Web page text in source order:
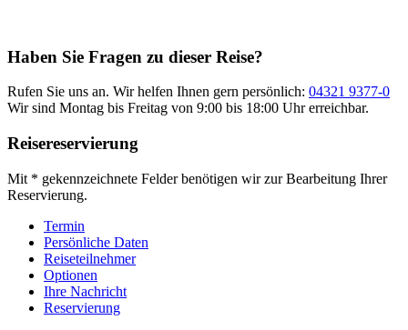
Haben Sie Fragen zu dieser Reise?
Rufen Sie uns an. Wir helfen Ihnen gern persönlich: 04321 9377-0
Wir sind Montag bis Freitag von 9:00 bis 18:00 Uhr erreichbar.
Reisereservierung
Mit * gekennzeichnete Felder benötigen wir zur Bearbeitung Ihrer
Reservierung.
Termin
Persönliche Daten
Reiseteilnehmer
Optionen
Ihre Nachricht
Reservierung